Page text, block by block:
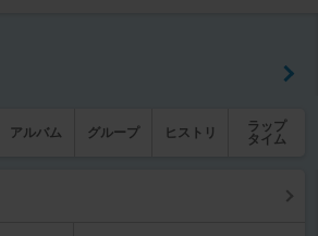
アルバム グループ ヒストリ
ラップ
タイム